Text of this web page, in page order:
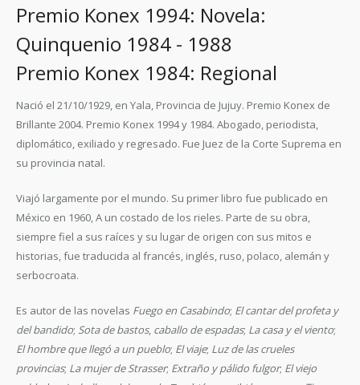
Premio Konex 1994: Novela:
Quinquenio 1984 - 1988
Premio Konex 1984: Regional
Nació el 21/10/1929, en Yala, Provincia de Jujuy. Premio Konex de
Brillante 2004. Premio Konex 1994 y 1984. Abogado, periodista,
diplomático, exiliado y regresado. Fue Juez de la Corte Suprema en
su provincia natal.
Viajó largamente por el mundo. Su primer libro fue publicado en
México en 1960, A un costado de los rieles. Parte de su obra,
siempre fiel a sus raíces y su lugar de origen con sus mitos e
historias, fue traducida al francés, inglés, ruso, polaco, alemán y
serbocroata.
Es autor de las novelas Fuego en Casabindo; El cantar del profeta y
del bandido; Sota de bastos, caballo de espadas; La casa y el viento;
El hombre que llegó a un pueblo; El viaje; Luz de las crueles
provincias; La mujer de Strasser; Extraño y pálido fulgor; El viejo